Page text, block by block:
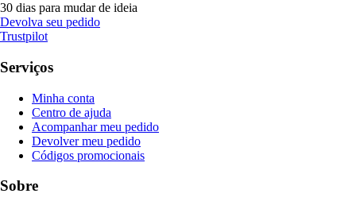
30 dias para mudar de ideia
Devolva seu pedido
Trustpilot
Serviços
Minha conta
Centro de ajuda
Acompanhar meu pedido
Devolver meu pedido
Códigos promocionais
Sobre